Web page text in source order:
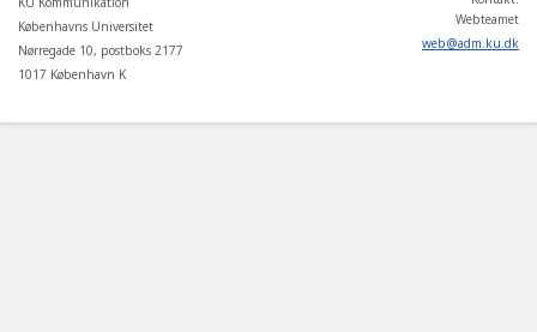
Københavns Universitet
Nørregade 10, postboks 2177
1017 København K
Webteamet
web@adm.ku.dk